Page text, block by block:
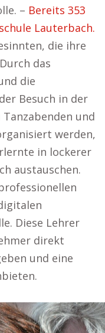
– Bereits 353
Lauterbach.
die ihre
das
die
Besuch in der
und
werden,
in lockerer
austauschen.
Diese Lehrer
direkt
und eine